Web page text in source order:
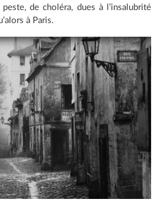
de choléra, dues à l’insalubrité
à Paris.